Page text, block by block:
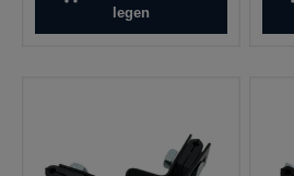
legen